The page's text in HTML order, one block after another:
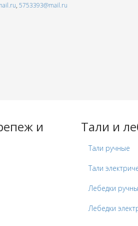
, 5753393@mail.ru
и Тали и
Тали ручные
Тали
Лебедки
Лебедки